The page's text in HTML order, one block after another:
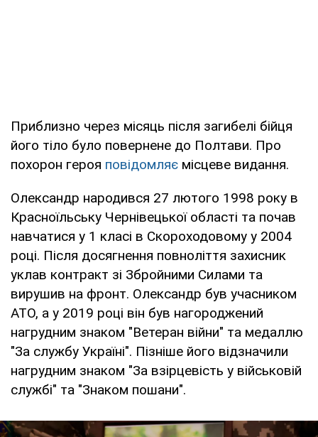
Приблизно через місяць після загибелі бійця
його тіло було повернене до Полтави. Про
похорон героя повідомляє місцеве видання.
Олександр народився 27 лютого 1998 року в
Красноїльську Чернівецької області та почав
навчатися у 1 класі в Скороходовому у 2004
році. Після досягнення повноліття захисник
уклав контракт зі Збройними Силами та
вирушив на фронт. Олександр був учасником
АТО, а у 2019 році він був нагороджений
нагрудним знаком "Ветеран війни" та медаллю
"За службу Україні". Пізніше його відзначили
нагрудним знаком "За взірцевість у військовій
службі" та "Знаком пошани".